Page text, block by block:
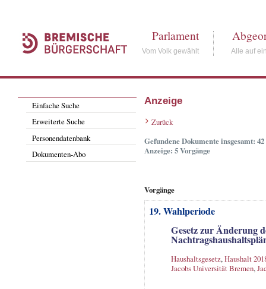
Parlament
Vom Volk gewählt Alle auf
Einfache Suche
Erweiterte Suche
Personendatenbank
Dokumenten-Abo
Anzeige
Zurück
Gefundene Dokumente insgesamt: 42
Anzeige: 5 Vorgänge
Vorgänge
19. Wahlperiode
Gesetz zur Änderung
Haushaltsgesetz,Haushalt
Jacobs Universität Bremen,